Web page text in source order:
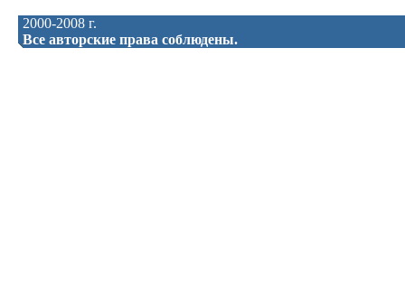
2000-2008 г.
Все авторские права соблюдены.